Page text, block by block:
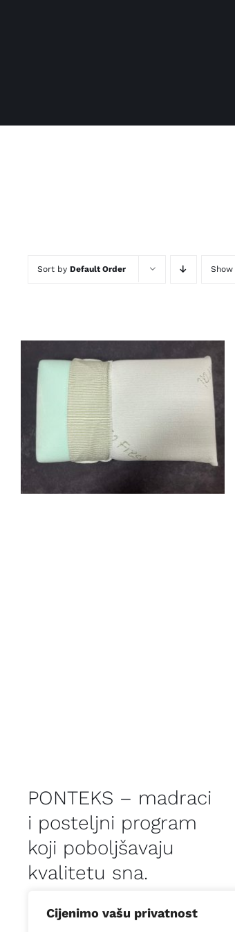
Cijenimo vašu privatnost
Sort by Default Order Show
ADD TO CART
PONTEKS – madraci
i posteljni program
koji poboljšavaju
kvalitetu sna.